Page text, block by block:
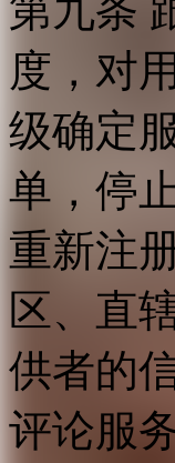
第九条
度，对
级确定
单，停
重新注
区、直
供者的
评论服